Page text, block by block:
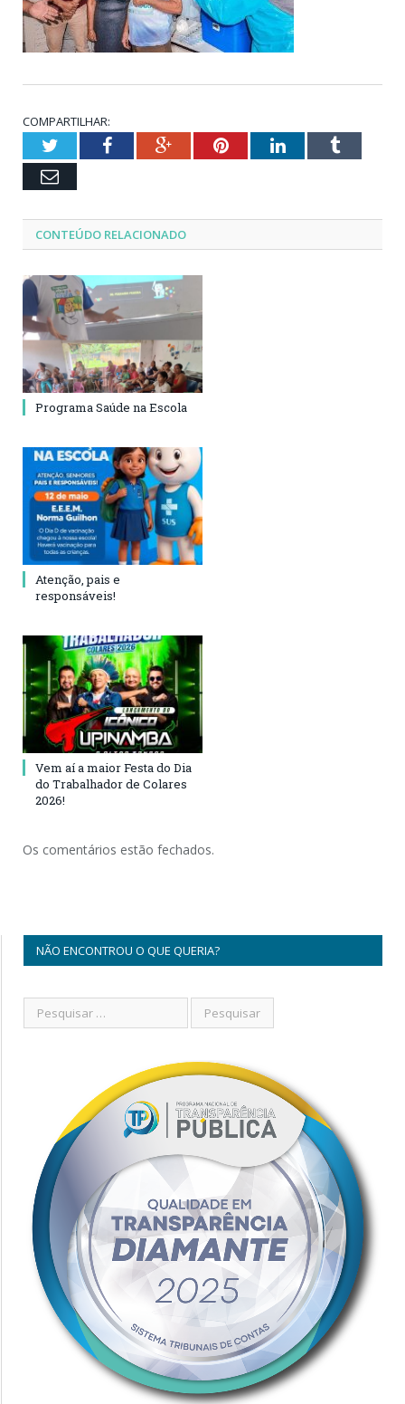
COMPARTILHAR:
TwitterFacebookGoogle+PinterestLinkedInTumblr
Email
CONTEÚDO RELACIONADO
Programa Saúde na Escola
Atenção, pais e
responsáveis!
Vem aí a maior Festa do Dia
do Trabalhador de Colares
2026!
Os comentários estão fechados.
NÃO ENCONTROU O QUE QUERIA?